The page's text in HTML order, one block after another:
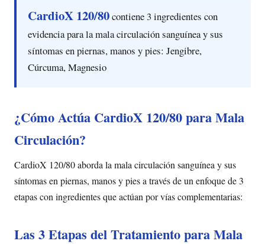
CardioX 120/80contiene 3 ingredientes con
evidencia para la mala circulación sanguínea y sus
síntomas en piernas, manos y pies: Jengibre,
Cúrcuma, Magnesio
¿Cómo Actúa CardioX 120/80 para Mala
Circulación?
CardioX 120/80 aborda la mala circulación sanguínea y sus
síntomas en piernas, manos y pies a través de un enfoque de 3
etapas con ingredientes que actúan por vías complementarias:
Las 3 Etapas del Tratamiento para Mala